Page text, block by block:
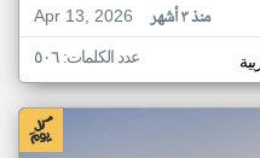
Apr 13, 2026
منذ ٣ أشهر
عدد الكلمات: ٥٠٦